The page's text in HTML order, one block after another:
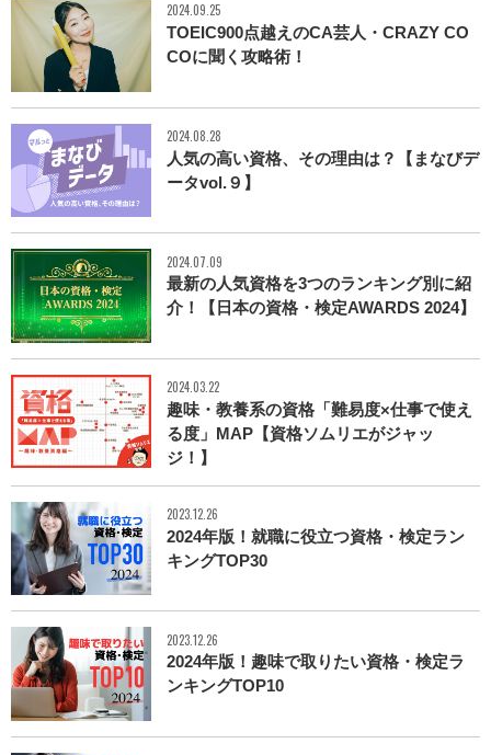
2024.09.25
TOEIC900点越えのCA芸人・CRAZY CO
COに聞く攻略術！
2024.08.28
人気の高い資格、その理由は？【まなびデ
ータvol.９】
2024.07.09
最新の人気資格を3つのランキング別に紹
介！【日本の資格・検定AWARDS 2024】
2024.03.22
趣味・教養系の資格「難易度×仕事で使え
る度」MAP【資格ソムリエがジャッ
ジ！】
2023.12.26
2024年版！就職に役立つ資格・検定ラン
キングTOP30
2023.12.26
2024年版！趣味で取りたい資格・検定ラ
ンキングTOP10